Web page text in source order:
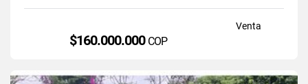
Venta
$160.000.000 COP